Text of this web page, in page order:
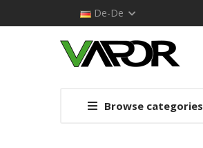
De-De
Browse categories